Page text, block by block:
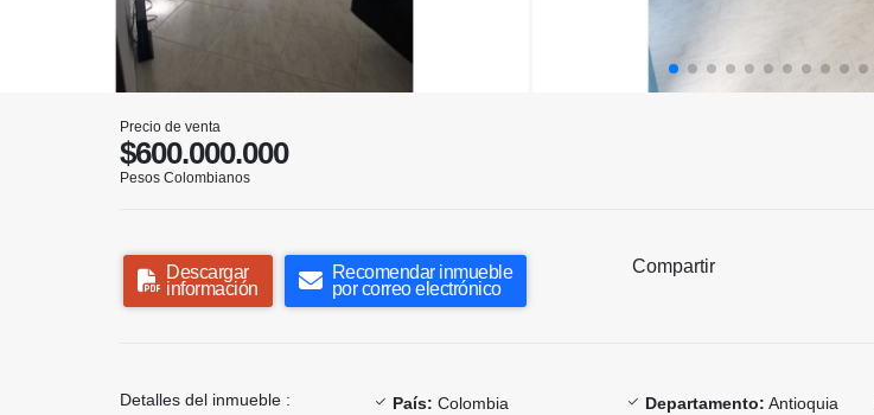
Precio de venta
$600.000.000
Pesos Colombianos
Descargar
información
Recomendar inmueble
por correo electrónico
Compartir
Detalles del inmueble : País: Colombia Departamento: Antioquia